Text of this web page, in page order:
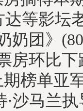
等影坛
奶团》
房环比下
榜单亚
·沙马兰